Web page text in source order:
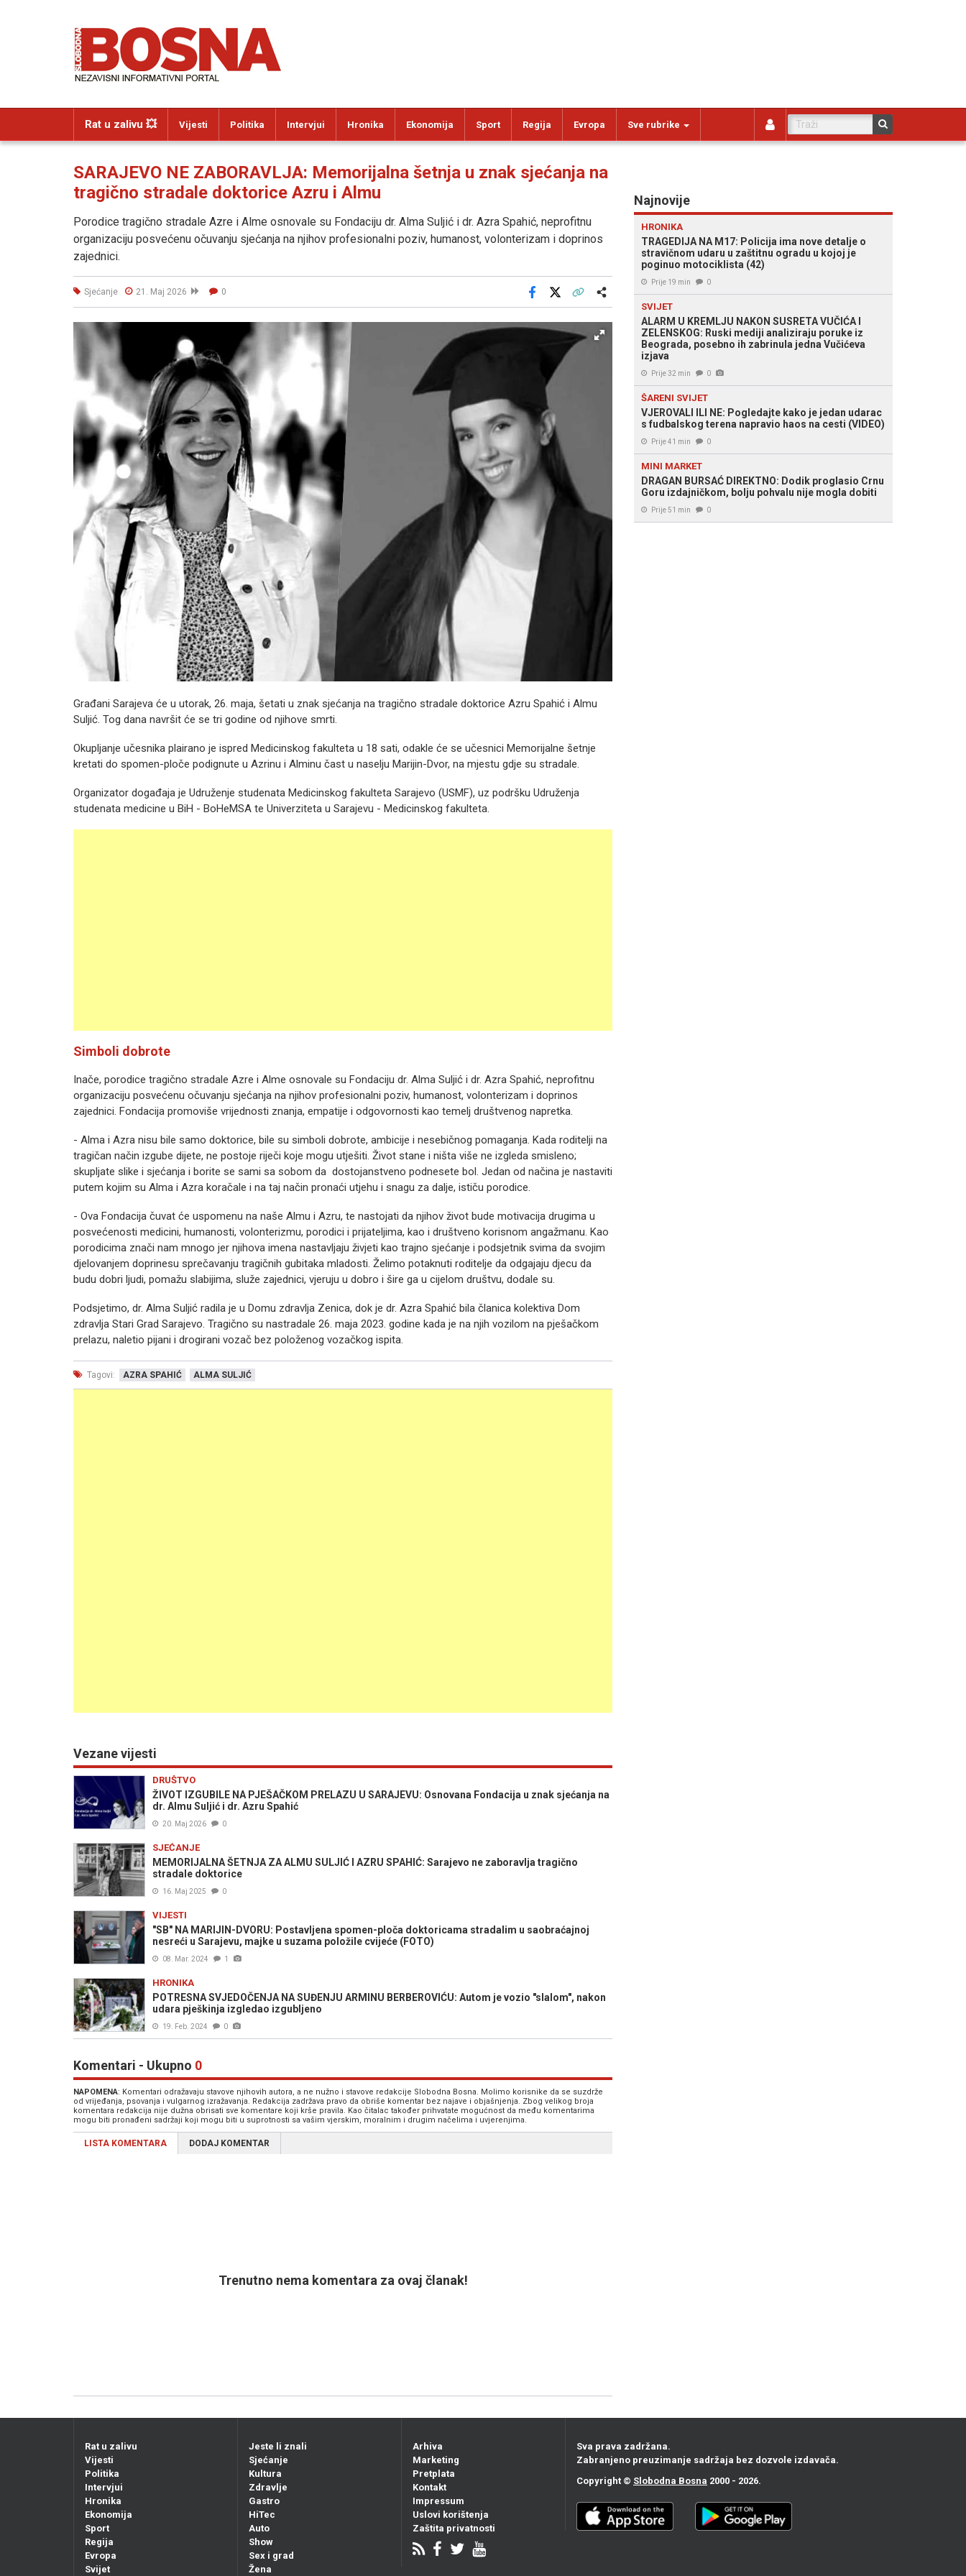
Rat u zalivu 💥 Vijesti Politika Intervjui Hronika Ekonomija Sport Regija Evropa Sve rubrike
SARAJEVO NE ZABORAVLJA: Memorijalna šetnja u znak sjećanja na
tragično stradale doktorice Azru i Almu
Porodice tragično stradale Azre i Alme osnovale su Fondaciju dr. Alma Suljić i dr. Azra Spahić, neprofitnu
organizaciju posvećenu očuvanju sjećanja na njihov profesionalni poziv, humanost, volonterizam i doprinos
zajednici.
Sjećanje 21. Maj 2026 0
Facebook
Građani Sarajeva će u utorak, 26. maja, šetati u znak sjećanja na tragično stradale doktorice Azru Spahić i Almu
Suljić. Tog dana navršit će se tri godine od njihove smrti.
Okupljanje učesnika plairano je ispred Medicinskog fakulteta u 18 sati, odakle će se učesnici Memorijalne šetnje
kretati do spomen-ploče podignute u Azrinu i Alminu čast u naselju Marijin-Dvor, na mjestu gdje su stradale.
Organizator događaja je Udruženje studenata Medicinskog fakulteta Sarajevo (USMF), uz podršku Udruženja
studenata medicine u BiH - BoHeMSA te Univerziteta u Sarajevu - Medicinskog fakulteta.
Simboli dobrote
Inače, porodice tragično stradale Azre i Alme osnovale su Fondaciju dr. Alma Suljić i dr. Azra Spahić, neprofitnu
organizaciju posvećenu očuvanju sjećanja na njihov profesionalni poziv, humanost, volonterizam i doprinos
zajednici. Fondacija promoviše vrijednosti znanja, empatije i odgovornosti kao temelj društvenog napretka.
- Alma i Azra nisu bile samo doktorice, bile su simboli dobrote, ambicije i nesebičnog pomaganja. Kada roditelji na
tragičan način izgube dijete, ne postoje riječi koje mogu utješiti. Život stane i ništa više ne izgleda smisleno;
skupljate slike i sjećanja i borite se sami sa sobom da dostojanstveno podnesete bol. Jedan od načina je nastaviti
putem kojim su Alma i Azra koračale i na taj način pronaći utjehu i snagu za dalje, ističu porodice.
- Ova Fondacija čuvat će uspomenu na naše Almu i Azru, te nastojati da njihov život bude motivacija drugima u
posvećenosti medicini, humanosti, volonterizmu, porodici i prijateljima, kao i društveno korisnom angažmanu. Kao
porodicima znači nam mnogo jer njihova imena nastavljaju živjeti kao trajno sjećanje i podsjetnik svima da svojim
djelovanjem doprinesu sprečavanju tragičnih gubitaka mladosti. Želimo potaknuti roditelje da odgajaju djecu da
budu dobri ljudi, pomažu slabijima, služe zajednici, vjeruju u dobro i šire ga u cijelom društvu, dodale su.
Podsjetimo, dr. Alma Suljić radila je u Domu zdravlja Zenica, dok je dr. Azra Spahić bila članica kolektiva Dom
zdravlja Stari Grad Sarajevo. Tragično su nastradale 26. maja 2023. godine kada je na njih vozilom na pješačkom
prelazu, naletio pijani i drogirani vozač bez položenog vozačkog ispita.
Tagovi: AZRA SPAHIĆ ALMA SULJIĆ
Vezane vijesti
DRUŠTVO
ŽIVOT IZGUBILE NA PJEŠAČKOM PRELAZU U SARAJEVU: Osnovana Fondacija u znak sjećanja na
dr. Almu Suljić i dr. Azru Spahić
20. Maj 2026 0
SJEĆANJE
MEMORIJALNA ŠETNJA ZA ALMU SULJIĆ I AZRU SPAHIĆ: Sarajevo ne zaboravlja tragično
stradale doktorice
16. Maj 2025 0
VIJESTI
"SB" NA MARIJIN-DVORU: Postavljena spomen-ploča doktoricama stradalim u saobraćajnoj
nesreći u Sarajevu, majke u suzama položile cvijeće (FOTO)
08. Mar. 2024 1
HRONIKA
POTRESNA SVJEDOČENJA NA SUĐENJU ARMINU BERBEROVIĆU: Autom je vozio "slalom", nakon
udara pješkinja izgledao izgubljeno
19. Feb. 2024 0
Komentari - Ukupno 0
NAPOMENA: Komentari odražavaju stavove njihovih autora, a ne nužno i stavove redakcije Slobodna Bosna. Molimo korisnike da se suzdrže
od vrijeđanja, psovanja i vulgarnog izražavanja. Redakcija zadržava pravo da obriše komentar bez najave i objašnjenja. Zbog velikog broja
komentara redakcija nije dužna obrisati sve komentare koji krše pravila. Kao čitalac također prihvatate mogućnost da među komentarima
mogu biti pronađeni sadržaji koji mogu biti u suprotnosti sa vašim vjerskim, moralnim i drugim načelima i uvjerenjima.
LISTA KOMENTARA DODAJ KOMENTAR
Trenutno nema komentara za ovaj članak!
Najnovije
HRONIKA
TRAGEDIJA NA M17: Policija ima nove detalje o
stravičnom udaru u zaštitnu ogradu u kojoj je
poginuo motociklista (42)
Prije 19 min 0
SVIJET
ALARM U KREMLJU NAKON SUSRETA VUČIĆA I
ZELENSKOG: Ruski mediji analiziraju poruke iz
Beograda, posebno ih zabrinula jedna Vučićeva
izjava
Prije 32 min 0
ŠARENI SVIJET
VJEROVALI ILI NE: Pogledajte kako je jedan udarac
s fudbalskog terena napravio haos na cesti (VIDEO)
Prije 41 min 0
MINI MARKET
DRAGAN BURSAĆ DIREKTNO: Dodik proglasio Crnu
Goru izdajničkom, bolju pohvalu nije mogla dobiti
Prije 51 min 0
Rat u zalivu
Vijesti
Politika
Intervjui
Hronika
Ekonomija
Sport
Regija
Evropa
Svijet
Jeste li znali
Sjećanje
Kultura
Zdravlje
Gastro
HiTec
Auto
Show
Sex i grad
Žena
Arhiva
Marketing
Pretplata
Kontakt
Impressum
Uslovi korištenja
Zaštita privatnosti
Sva prava zadržana.
Zabranjeno preuzimanje sadržaja bez dozvole izdavača.
Copyright © Slobodna Bosna 2000 - 2026.